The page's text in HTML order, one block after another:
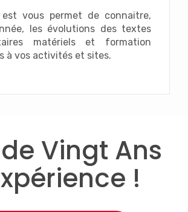
est vous permet de connaitre,
les évolutions des textes
matériels et formation
à vos activités et sites.
Vingt Ans
!